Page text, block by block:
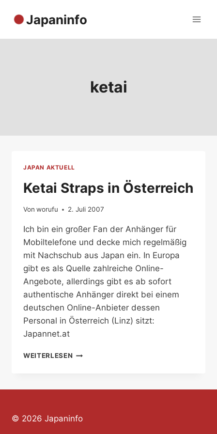
Inhalt
Japaninfo
ketai
JAPAN AKTUELL
Ketai Straps in Österreich
Von worufu 2. Juli 2007
Ich bin ein großer Fan der Anhänger für
Mobiltelefone und decke mich regelmäßig
mit Nachschub aus Japan ein. In Europa
gibt es als Quelle zahlreiche Online-
Angebote, allerdings gibt es ab sofort
authentische Anhänger direkt bei einem
deutschen Online-Anbieter dessen
Personal in Österreich (Linz) sitzt:
Japannet.at
WEITERLESEN KETAI
© 2026 Japaninfo